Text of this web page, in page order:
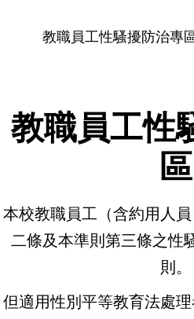
教職員工性騷擾防治專
教職員工性
區
本校教職員工（含約用人
二條及本準則第三條之性
則。
但適用性別平等教育法處